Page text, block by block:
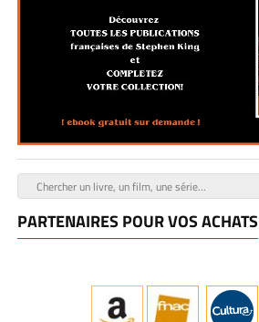
PARTENAIRES POUR VOS ACHATS